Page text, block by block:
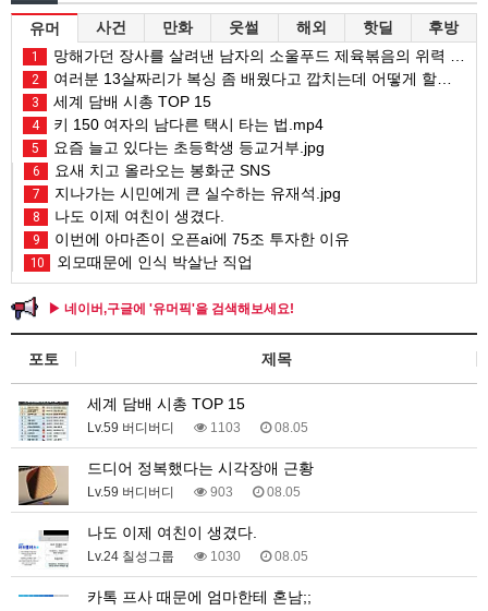
유머 사건 만화 웃썰 해외 핫딜 후방
1 망해가던 장사를 살려낸 남자의 소울푸드 제육볶음의 위력 ㅋㅋ
2 여러분 13살짜리가 복싱 좀 배웠다고 깝치는데 어떻게 할까요?
3 세계 담배 시총 TOP 15
4 키 150 여자의 남다른 택시 타는 법.mp4
5 요즘 늘고 있다는 초등학생 등교거부.jpg
6 요새 치고 올라오는 봉화군 SNS
7 지나가는 시민에게 큰 실수하는 유재석.jpg
8 나도 이제 여친이 생겼다.
9 이번에 아마존이 오픈ai에 75조 투자한 이유
10 외모때문에 인식 박살난 직업
▶ 네이버,구글에 '유머픽'을 검색해보세요!
포토 제목
세계 담배 시총 TOP 15
Lv.59 버디버디 1103 08.05
드디어 정복했다는 시각장애 근황
Lv.59 버디버디 903 08.05
나도 이제 여친이 생겼다.
Lv.24 칠성그룹 1030 08.05
카톡 프사 때문에 엄마한테 혼남;;